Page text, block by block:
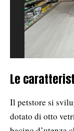
Le
Il petstore si
dotato di otto